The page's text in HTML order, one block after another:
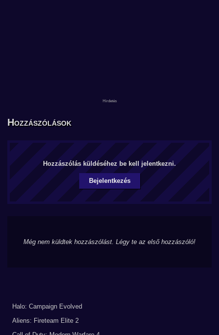
Hozzászólások
Hozzászólás küldéséhez be kell jelentkezni.
Bejelentkezés
Még nem küldtek hozzászólást. Légy te az első hozzászóló!
Halo: Campaign Evolved
Aliens: Fireteam Elite 2